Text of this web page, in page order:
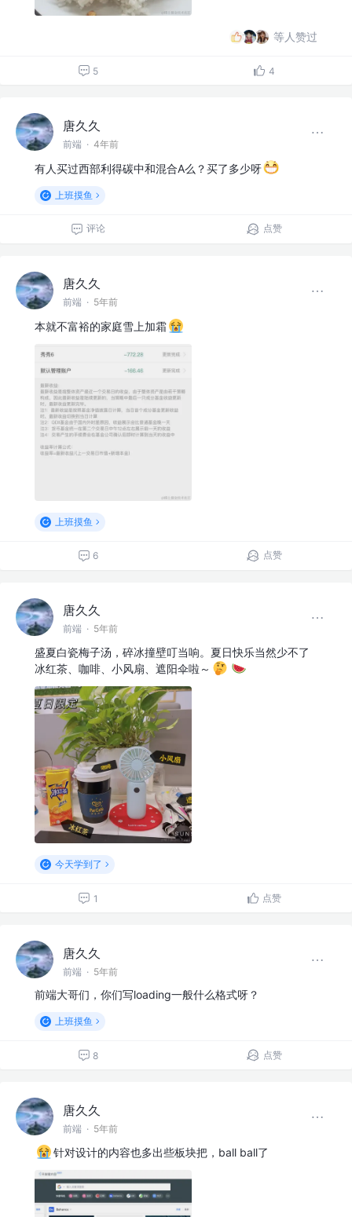
等人赞过
5 4
唐久久
前端 · 4年前
有人买过西部利得碳中和混合A么？买了多少呀
上班摸鱼
评论 点赞
唐久久
前端 · 5年前
本就不富裕的家庭雪上加霜
上班摸鱼
6 点赞
唐久久
前端 · 5年前
盛夏白瓷梅子汤，碎冰撞壁叮当响。夏日快乐当然少不了
冰红茶、咖啡、小风扇、遮阳伞啦～
今天学到了
1 点赞
唐久久
前端 · 5年前
前端大哥们，你们写loading一般什么格式呀？
上班摸鱼
8 点赞
唐久久
前端 · 5年前
针对设计的内容也多出些板块把，ball ball了